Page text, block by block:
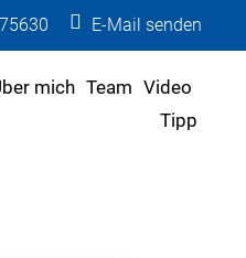
E-Mail senden
mich Team Video
Tipp